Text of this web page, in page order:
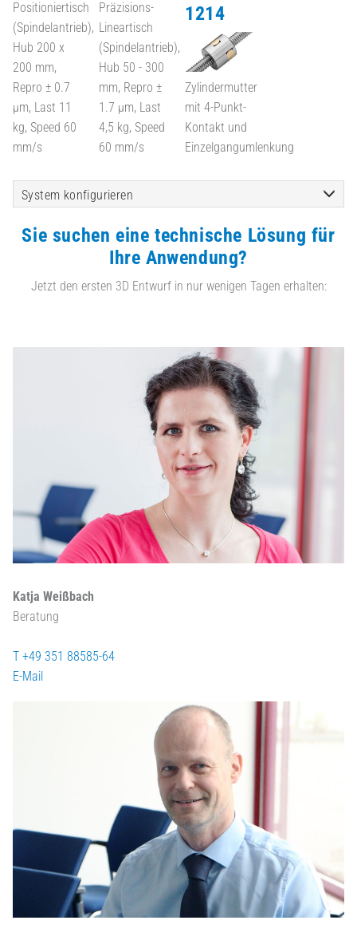
Positioniertisch
(Spindelantrieb),
Hub 200 x
200 mm,
Repro ± 0.7
µm, Last 11
kg, Speed 60
mm/s
Präzisions-
Lineartisch
(Spindelantrieb),
Hub 50 - 300
mm, Repro ±
1.7 µm, Last
4,5 kg, Speed
60 mm/s
1214
Zylindermutter
mit 4-Punkt-
Kontakt und
Einzelgangumlenkung
System konfigurieren
Sie suchen eine technische Lösung für
Ihre Anwendung?
Jetzt den ersten 3D Entwurf in nur wenigen Tagen erhalten:
Katja Weißbach
Beratung
T +49 351 88585-64
E-Mail